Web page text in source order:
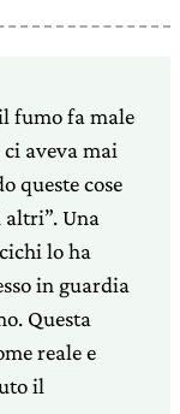
fumo fa male
aveva mai
queste cose
altri”. Una
lo ha
in guardia
Questa
reale e
il